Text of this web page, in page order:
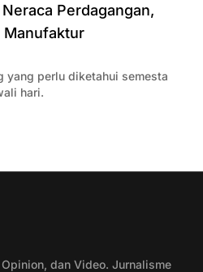
Perdagangan,
Manufaktur
yang perlu diketahui semesta
hari.
dan Video. Jurnalisme